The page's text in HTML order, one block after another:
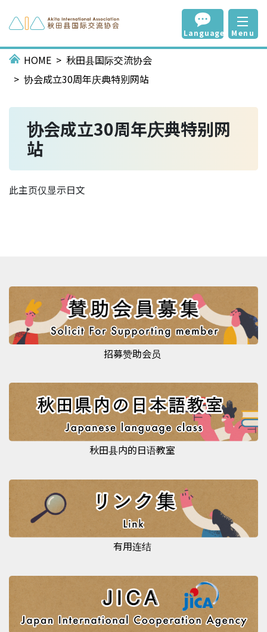
Language Menu
HOME
秋田县国际交流协会
协会成立30周年庆典特别网站
协会成立30周年庆典特别网
站
此主页仅显示日文
招募赞助会员
秋田县内的日语教室
有用连结